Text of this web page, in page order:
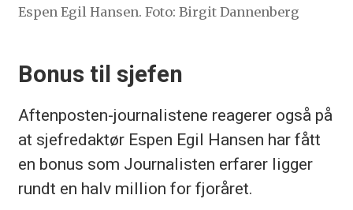
Espen Egil Hansen. Foto: Birgit Dannenberg
Bonus til sjefen
Aftenposten-journalistene reagerer også på
at sjefredaktør Espen Egil Hansen har fått
en bonus som Journalisten erfarer ligger
rundt en halv million for fjoråret.